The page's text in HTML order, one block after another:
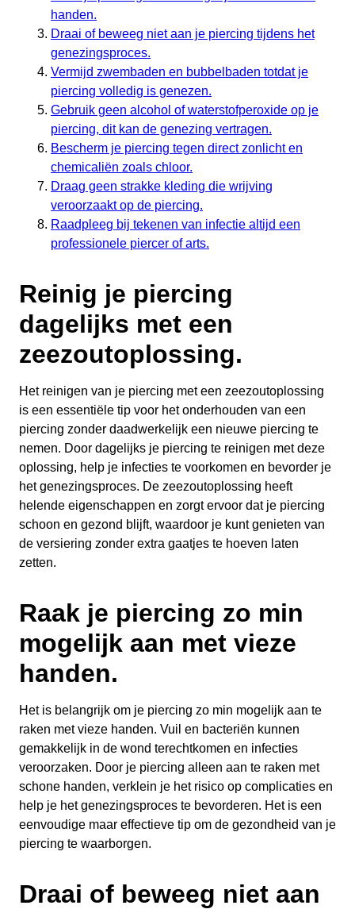
handen.
Draai of beweeg niet aan je piercing tijdens het
genezingsproces.
Vermijd zwembaden en bubbelbaden totdat je
piercing volledig is genezen.
Gebruik geen alcohol of waterstofperoxide op je
piercing, dit kan de genezing vertragen.
Bescherm je piercing tegen direct zonlicht en
chemicaliën zoals chloor.
Draag geen strakke kleding die wrijving
veroorzaakt op de piercing.
Raadpleeg bij tekenen van infectie altijd een
professionele piercer of arts.
Reinig je piercing
dagelijks met een
zeezoutoplossing.
Het reinigen van je piercing met een zeezoutoplossing
is een essentiële tip voor het onderhouden van een
piercing zonder daadwerkelijk een nieuwe piercing te
nemen. Door dagelijks je piercing te reinigen met deze
oplossing, help je infecties te voorkomen en bevorder je
het genezingsproces. De zeezoutoplossing heeft
helende eigenschappen en zorgt ervoor dat je piercing
schoon en gezond blijft, waardoor je kunt genieten van
de versiering zonder extra gaatjes te hoeven laten
zetten.
Raak je piercing zo min
mogelijk aan met vieze
handen.
Het is belangrijk om je piercing zo min mogelijk aan te
raken met vieze handen. Vuil en bacteriën kunnen
gemakkelijk in de wond terechtkomen en infecties
veroorzaken. Door je piercing alleen aan te raken met
schone handen, verklein je het risico op complicaties en
help je het genezingsproces te bevorderen. Het is een
eenvoudige maar effectieve tip om de gezondheid van je
piercing te waarborgen.
Draai of beweeg niet aan